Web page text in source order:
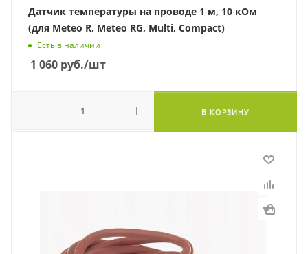
Датчик температуры на проводе 1 м, 10 кОм
(для Meteo R, Meteo RG, Multi, Compact)
Есть в наличии
1 060 руб./шт
В КОРЗИНУ